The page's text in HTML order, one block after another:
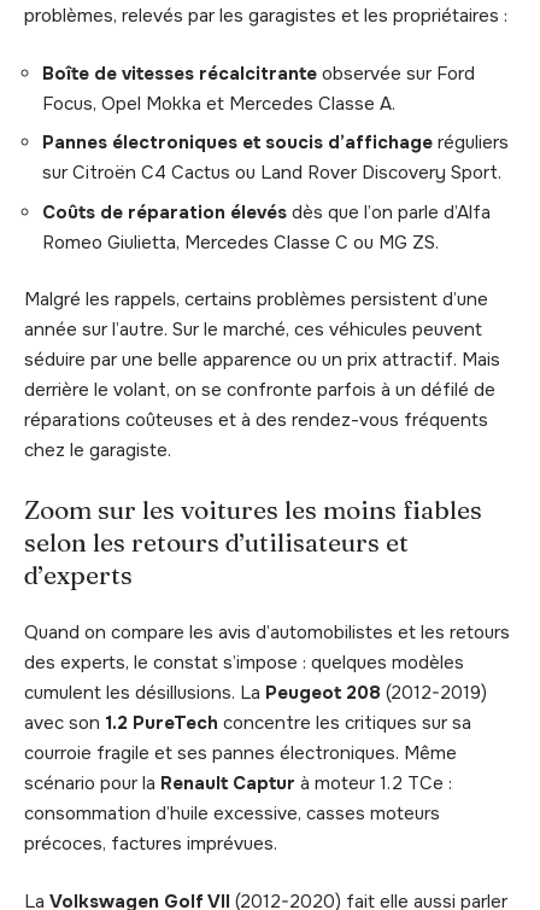
problèmes, relevés par les garagistes et les propriétaires :
Boîte de vitesses récalcitrante observée sur Ford
Focus, Opel Mokka et Mercedes Classe A.
Pannes électroniques et soucis d’affichage réguliers
sur Citroën C4 Cactus ou Land Rover Discovery Sport.
Coûts de réparation élevés dès que l’on parle d’Alfa
Romeo Giulietta, Mercedes Classe C ou MG ZS.
Malgré les rappels, certains problèmes persistent d’une
année sur l’autre. Sur le marché, ces véhicules peuvent
séduire par une belle apparence ou un prix attractif. Mais
derrière le volant, on se confronte parfois à un défilé de
réparations coûteuses et à des rendez-vous fréquents
chez le garagiste.
Zoom sur les voitures les moins fiables
selon les retours d’utilisateurs et
d’experts
Quand on compare les avis d’automobilistes et les retours
des experts, le constat s’impose : quelques modèles
cumulent les désillusions. La Peugeot 208 (2012-2019)
avec son 1.2 PureTech concentre les critiques sur sa
courroie fragile et ses pannes électroniques. Même
scénario pour la Renault Captur à moteur 1.2 TCe :
consommation d’huile excessive, casses moteurs
précoces, factures imprévues.
La Volkswagen Golf VII (2012-2020) fait elle aussi parler